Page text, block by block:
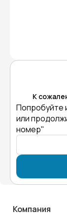
К
Попробуйте
или
номер"
Компания